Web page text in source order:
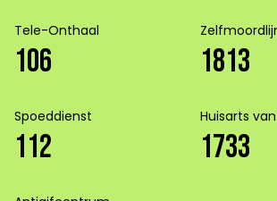
Tele-Onthaal
106 1813
Spoeddienst
112
Huisarts
1733